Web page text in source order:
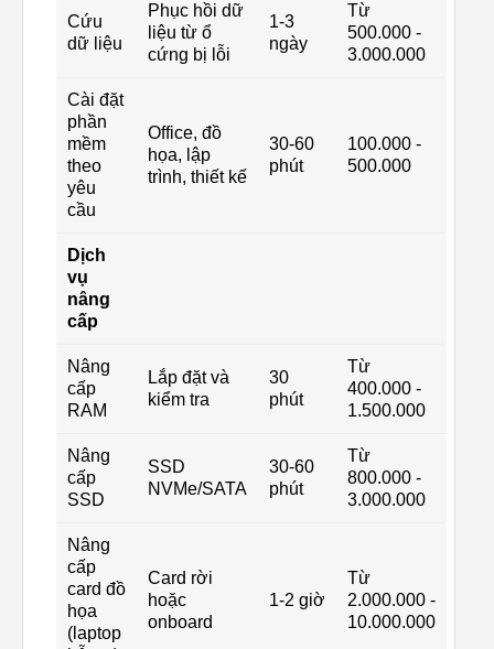
Cứu
dữ liệu
Phục hồi dữ
liệu từ ổ
cứng bị lỗi
1-3
ngày
Từ
500.000 -
3.000.000
Cài đặt
phần
mềm
theo
yêu
cầu
Office, đồ
họa, lập
trình, thiết kế
30-60
phút
100.000 -
500.000
Dịch
vụ
nâng
cấp
Nâng
cấp
RAM
Lắp đặt và
kiểm tra
30
phút
Từ
400.000 -
1.500.000
Nâng
cấp
SSD
SSD
NVMe/SATA
30-60
phút
Từ
800.000 -
3.000.000
Nâng
cấp
card đồ
họa
(laptop
Card rời
hoặc
onboard
1-2 giờ
Từ
2.000.000 -
10.000.000